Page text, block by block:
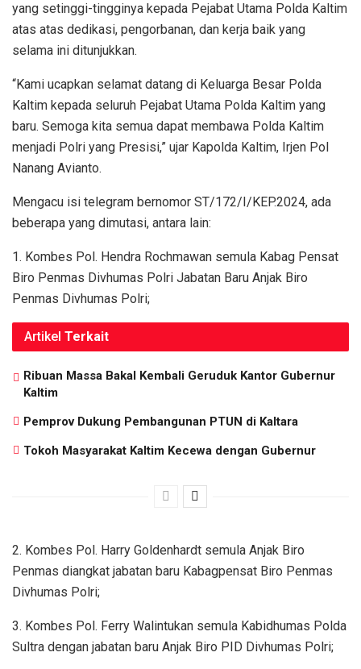
yang setinggi-tingginya kepada Pejabat Utama Polda Kaltim
atas atas dedikasi, pengorbanan, dan kerja baik yang
selama ini ditunjukkan.
“Kami ucapkan selamat datang di Keluarga Besar Polda
Kaltim kepada seluruh Pejabat Utama Polda Kaltim yang
baru. Semoga kita semua dapat membawa Polda Kaltim
menjadi Polri yang Presisi,” ujar Kapolda Kaltim, Irjen Pol
Nanang Avianto.
Mengacu isi telegram bernomor ST/172/I/KEP.2024, ada
beberapa yang dimutasi, antara lain:
1. Kombes Pol. Hendra Rochmawan semula Kabag Pensat
Biro Penmas Divhumas Polri Jabatan Baru Anjak Biro
Penmas Divhumas Polri;
Artikel Terkait
Ribuan Massa Bakal Kembali Geruduk Kantor Gubernur
Kaltim
Pemprov Dukung Pembangunan PTUN di Kaltara
Tokoh Masyarakat Kaltim Kecewa dengan Gubernur
2. Kombes Pol. Harry Goldenhardt semula Anjak Biro
Penmas diangkat jabatan baru Kabagpensat Biro Penmas
Divhumas Polri;
3. Kombes Pol. Ferry Walintukan semula Kabidhumas Polda
Sultra dengan jabatan baru Anjak Biro PID Divhumas Polri;